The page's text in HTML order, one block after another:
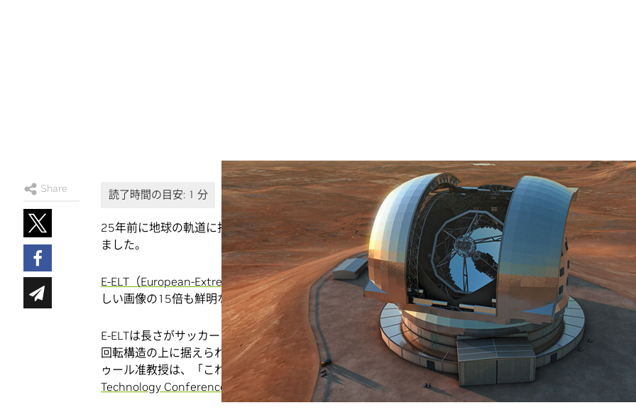
Share
25年前に地球の軌道に打ち上げられたハッブル宇宙望遠鏡は、宇宙に対する我々の認識を大きく変え
ました。
E-ELT（European-Extremely Large Telescope）なら、ハッブル望遠鏡から地球に送られてくるすばら
しい画像の15倍も鮮明な画像が得られます。それを支える技術のひとつがGPUです。
E-ELTは長さがサッカーコートの半分近くもあり、そのドームは高さ100メートルで2,800トンもある
回転構造の上に据えられます。パリ・ディドロ大学とパリ天文台（LESIA）で働くダミアン・グラタド
ゥール准教授は、「これはエジプトのピラミッドに肩を並べる大きさ」だ、と今年のNVIDIA
Technology Conference で表現しました。